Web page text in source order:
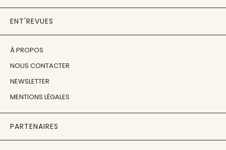
ENT'REVUES
À PROPOS
NOUS CONTACTER
NEWSLETTER
MENTIONS LÉGALES
PARTENAIRES